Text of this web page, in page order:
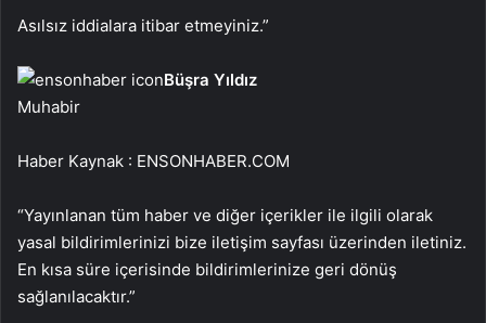
Asılsız iddialara itibar etmeyiniz.”
Büşra Yıldız
Muhabir
Haber Kaynak : ENSONHABER.COM
“Yayınlanan tüm haber ve diğer içerikler ile ilgili olarak
yasal bildirimlerinizi bize iletişim sayfası üzerinden iletiniz.
En kısa süre içerisinde bildirimlerinize geri dönüş
sağlanılacaktır.”